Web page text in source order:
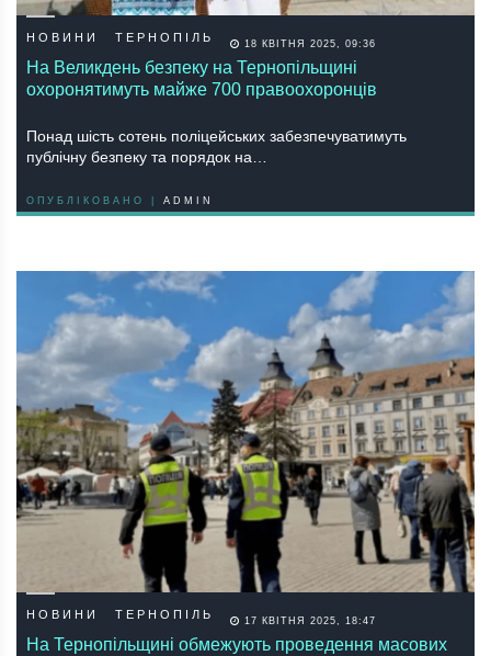
НОВИНИ ТЕРНОПІЛЬ 18 КВІТНЯ 2025, 09:36
На Великдень безпеку на Тернопільщині
охоронятимуть майже 700 правоохоронців
Понад шість сотень поліцейських забезпечуватимуть
публічну безпеку та порядок на…
ОПУБЛІКОВАНО | ADMIN
НОВИНИ ТЕРНОПІЛЬ 17 КВІТНЯ 2025, 18:47
На Тернопільщині обмежують проведення масових